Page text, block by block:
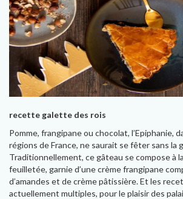
recette galette des rois
Pomme, frangipane ou chocolat, l’Epiphanie,
régions de France, ne saurait se fêter sans la
Traditionnellement, ce gâteau se compose à
feuilletée, garnie d’une crème frangipane
d’amandes et de crème pâtissière. Et les
actuellement multiples, pour le plaisir des